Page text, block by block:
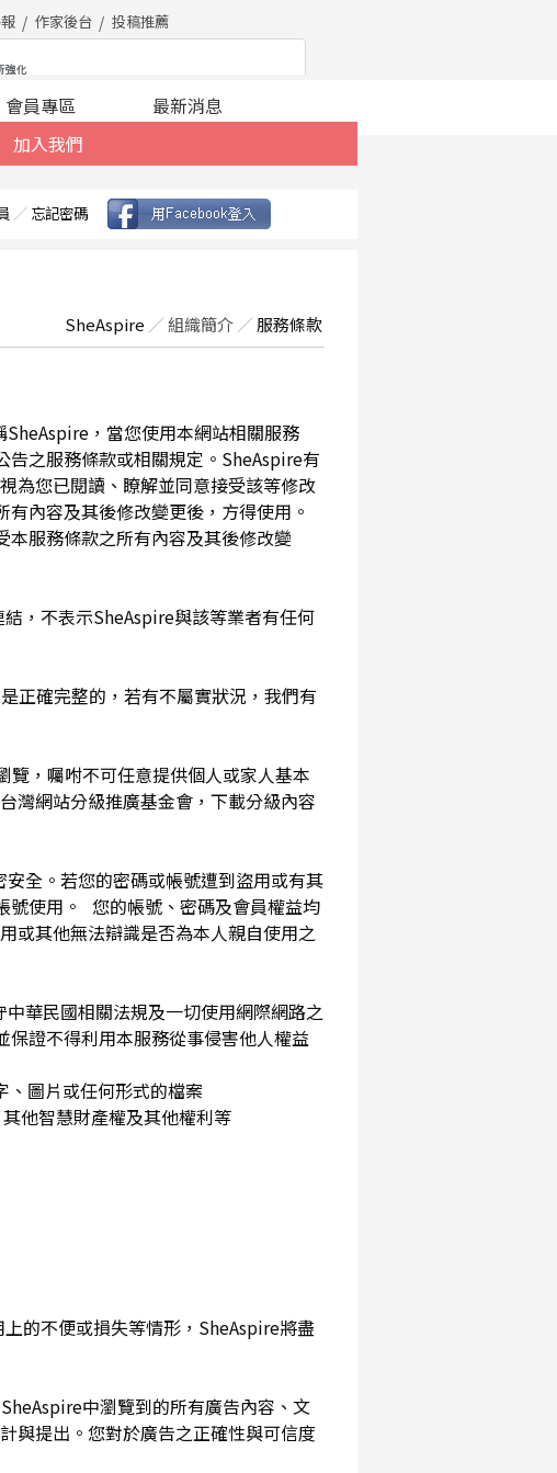
作家後台 投稿推薦
加入我們
會員專區 最新消息
／ 忘記密碼
SheAspire ／組織簡介 ／ 服務條款
，當您使用本網站相關服務
之服務條款或相關規定。SheAspire有
為您已閱讀、瞭解並同意接受該等修改
內容及其後修改變更後，方得使用。
服務條款之所有內容及其後修改變
，不表示SheAspire與該等業者有任何
正確完整的，若有不屬實狀況，我們有
，囑咐不可任意提供個人或家人基本
灣網站分級推廣基金會，下載分級內容
全。若您的密碼或帳號遭到盜用或有其
號使用。 您的帳號、密碼及會員權益均
或其他無法辯識是否為本人親自使用之
華民國相關法規及一切使用網際網路之
證不得利用本服務從事侵害他人權益
、圖片或任何形式的檔案
他智慧財產權及其他權利等
的不便或損失等情形，SheAspire將盡
中瀏覽到的所有廣告內容、文
與提出。您對於廣告之正確性與可信度